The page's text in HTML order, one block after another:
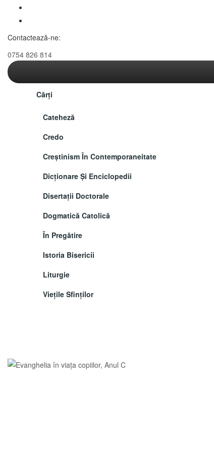
Contactează-ne:
0754 826 814
Cărți
Cateheză
Credo
Creștinism În Contemporaneitate
Dicționare Și Enciclopedii
Disertații Doctorale
Dogmatică Catolică
În Pregătire
Istoria Bisericii
Liturgie
Vieţile Sfinţilor